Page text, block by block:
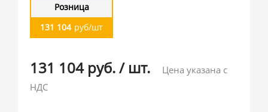
Розница
131 104 руб/шт
131 104 руб./ шт.
Цена указана с
НДС